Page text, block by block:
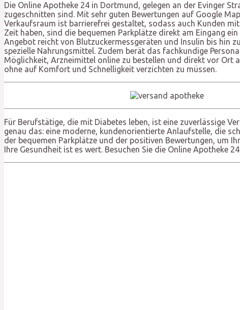
Die Online Apotheke 24 in Dortmund, gelegen an der Evinger
zugeschnitten sind. Mit sehr guten Bewertungen auf Google
Verkaufsraum ist barrierefrei gestaltet, sodass auch Kunden
Zeit haben, sind die bequemen Parkplätze direkt am Eingang
Angebot reicht von Blutzuckermessgeräten und Insulin bis hin
spezielle Nahrungsmittel. Zudem berät das fachkundige
Möglichkeit, Arzneimittel online zu bestellen und direkt vor Ort
ohne auf Komfort und Schnelligkeit verzichten zu müssen.
Für Berufstätige, die mit Diabetes leben, ist eine zuverlässige
genau das: eine moderne, kundenorientierte Anlaufstelle, die
der bequemen Parkplätze und der positiven Bewertungen, um
Ihre Gesundheit ist es wert. Besuchen Sie die Online Apotheke